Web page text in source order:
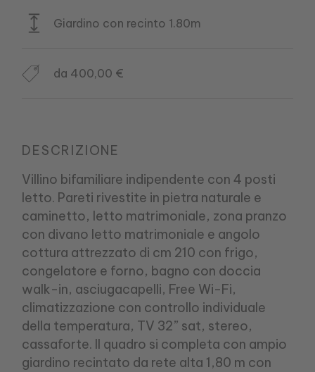
Giardino con recinto 1.80m
da 400,00 €
DESCRIZIONE
Villino bifamiliare indipendente con 4 posti
letto. Pareti rivestite in pietra naturale e
caminetto, letto matrimoniale, zona pranzo
con divano letto matrimoniale e angolo
cottura attrezzato di cm 210 con frigo,
congelatore e forno, bagno con doccia
walk-in, asciugacapelli, Free Wi-Fi,
climatizzazione con controllo individuale
della temperatura, TV 32” sat, stereo,
cassaforte. Il quadro si completa con ampio
giardino recintato da rete alta 1,80 m con